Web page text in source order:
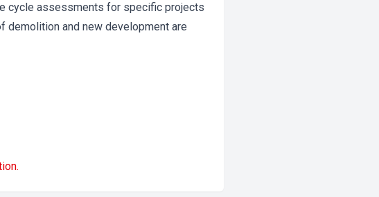
cycle assessments for specific projects
and new development are